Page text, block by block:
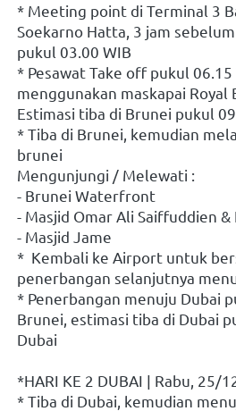
* Meeting point di Terminal 3
Soekarno Hatta, 3 jam
pukul 03.00 WIB
* Pesawat Take off pukul 06.15
menggunakan maskapai Royal
Estimasi tiba di Brunei pukul
* Tiba di Brunei, kemudian
brunei
Mengunjungi / Melewati :
- Brunei Waterfront
- Masjid Omar Ali Saiffuddien &
- Masjid Jame
*  Kembali ke Airport untuk
penerbangan selanjutnya
* Penerbangan menuju Dubai
Brunei, estimasi tiba di Dubai
Dubai
*HARI KE 2 DUBAI | Rabu, 25/
* Tiba di Dubai, kemudian